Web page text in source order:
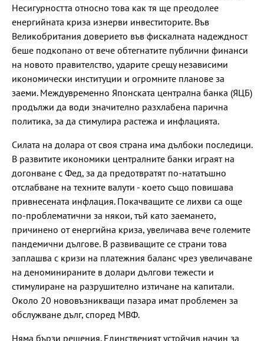
Несигурността относно това как тя ще преодолее
енергийната криза изнерви инвеститорите. Във
Великобритания доверието във фискалната надеждност
беше подкопано от вече обтегнатите публични финанси
на новото правителство, ударите срещу независими
икономически институции и огромните планове за
заеми. Междувременно Японската централна банка (ЯЦБ)
продължи да води значително разхлабена парична
политика, за да стимулира растежа и инфлацията.
Силата на долара от своя страна има дълбоки последици.
В развитите икономики централните банки играят на
догонване с Фед, за да предотвратят по-нататъшно
отслабване на техните валути - което също повишава
привнесената инфлация. Покачващите се лихви са още
по-проблематични за някои, тъй като заемането,
причинено от енергийна криза, увеличава вече големите
пандемични дългове. В развиващите се страни това
заплашва с кризи на платежния баланс чрез увеличаване
на деноминираните в долари дългови тежести и
стимулиране на разрушително изтичане на капитали.
Около 20 нововъзникващи пазара имат проблемен за
обслужване дълг, според МВФ.
Няма бързи решения. Единственият устойчив начин за